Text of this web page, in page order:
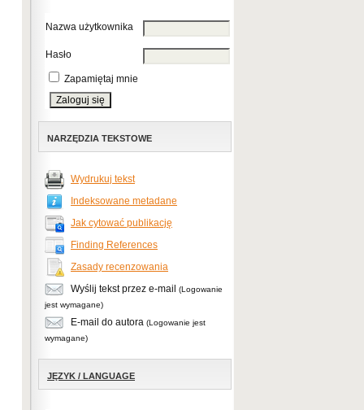
Nazwa użytkownika
Hasło
Zapamiętaj mnie
NARZĘDZIA TEKSTOWE
Wydrukuj tekst
Indeksowane metadane
Jak cytować publikację
Finding References
Zasady recenzowania
Wyślij tekst przez e-mail
(Logowanie
jest wymagane)
E-mail do autora (Logowanie jest
wymagane)
JĘZYK / LANGUAGE